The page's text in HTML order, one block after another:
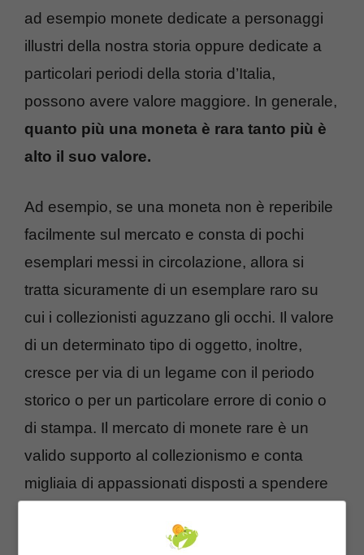
ad esempio monete dedicate a personaggi
illustri della nostra storia oppure dedicate a
particolari periodi della storia d’Italia,
possono avere valore maggiore. In generale,
quanto più una moneta è rara tanto più è
alto il suo valore.
Ad esempio, se una moneta non è reperibile
facilmente sul mercato e consta di pochi
esemplari messi in circolazione, allora si
tratta sicuramente di un esemplare raro su
cui i collezionisti aguzzano gli occhi. Il valore
di un determinato tipo di oggetto, inoltre,
cresce per via di un legame con il periodo
storico o per un particolare errore di conio o
di stampa. Il mercato di monete rare è un
valido supporto al collezionismo e conta
migliaia di appassionati disposti a spendere
pezzi rari. Tanti sono disposti a pagare cifre